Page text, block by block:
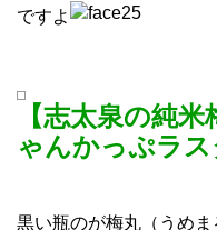
ですよ
【志太泉の純
ゃんかっぷラス
黒い瓶のが梅丸（うめ